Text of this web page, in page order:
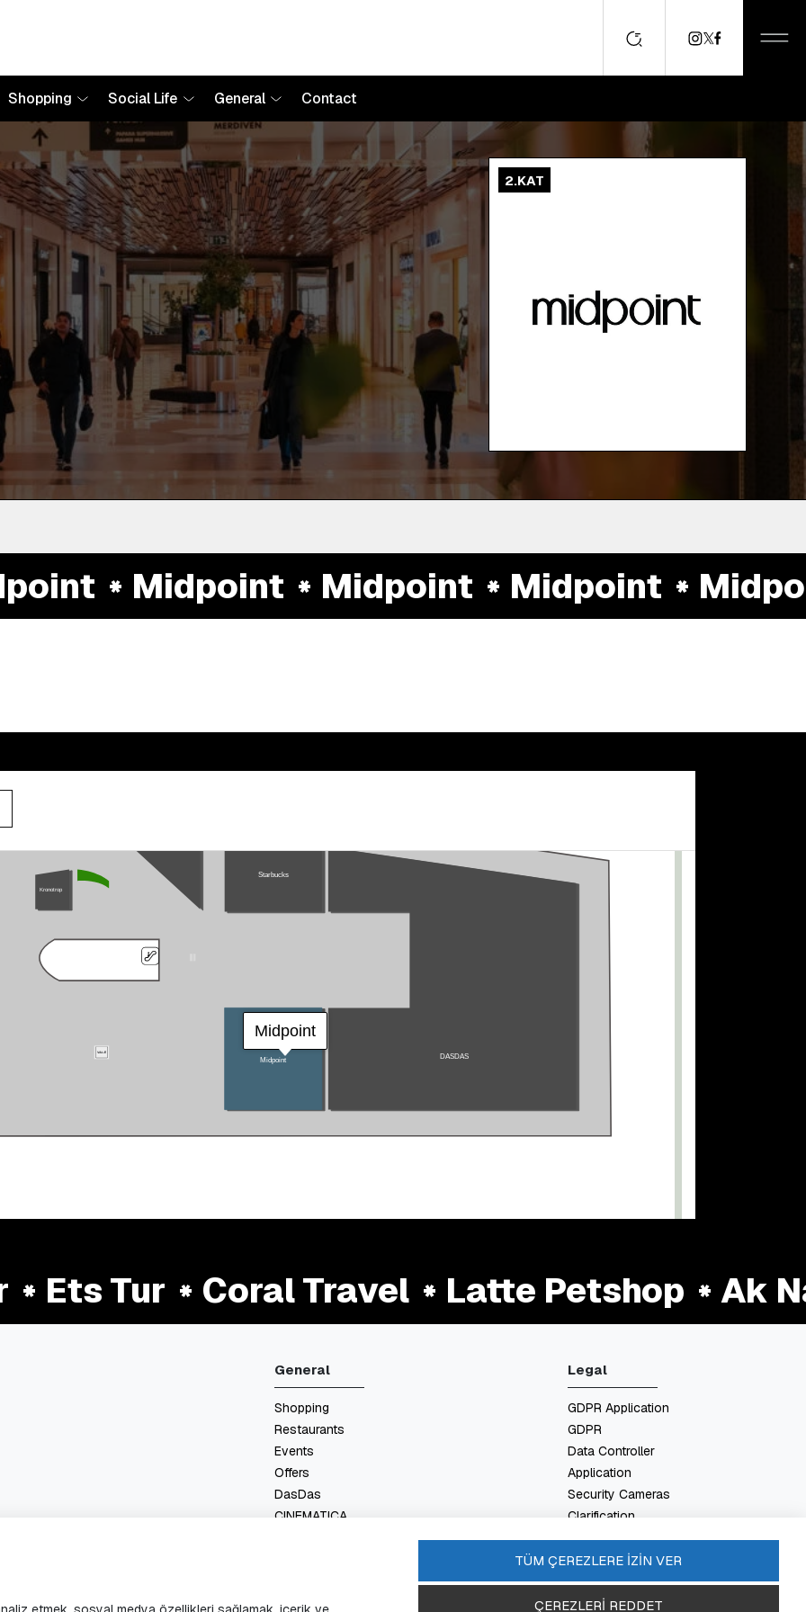
Shopping Social Life General Contact
2.KAT
Midpoint Midpoint Midpoint
Ets Tur Coral Travel Latte Petshop Ak
General
Shopping
Restaurants
Events
Offers
DasDas
CINEMATICA
Legal
GDPR Application
GDPR
Data Controller
Application
Security Cameras
Clarification
Energy Policy
FAQ
TÜM ÇEREZLERE İZİN VER
ÇEREZLERİ REDDET